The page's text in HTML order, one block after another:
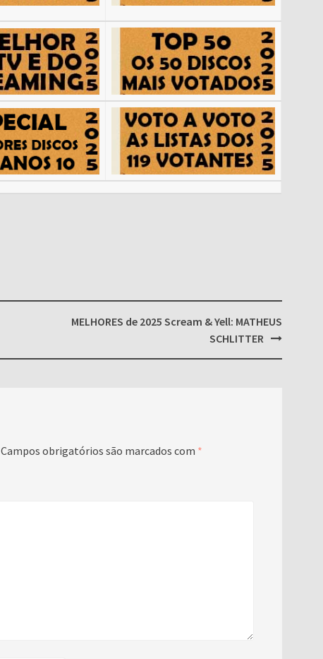
MELHORES de 2025 Scream & Yell: MATHEUS
SCHLITTER
Campos obrigatórios são marcados com *